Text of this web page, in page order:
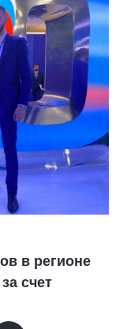
в регионе
счет